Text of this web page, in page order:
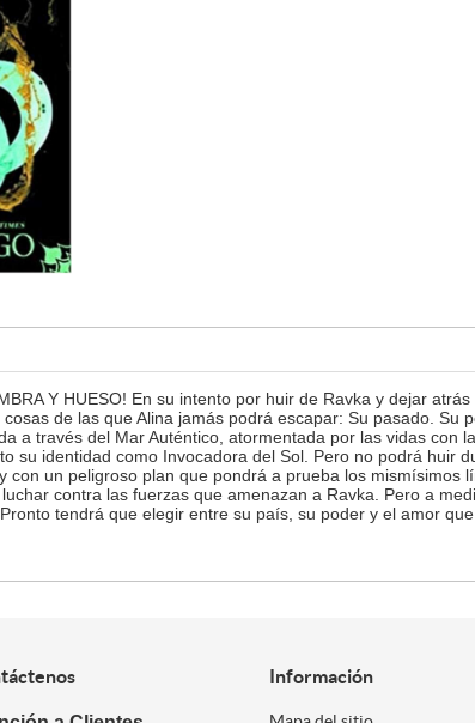
Y HUESO! En su intento por huir de Ravka y dejar
de las que Alina jamás podrá escapar: Su pasado.
a través del Mar Auténtico, atormentada por las vidas
su identidad como Invocadora del Sol. Pero no podrá huir
un peligroso plan que pondrá a prueba los
contra las fuerzas que amenazan a Ravka. Pero a
tendrá que elegir entre su país, su poder y el amor
Información